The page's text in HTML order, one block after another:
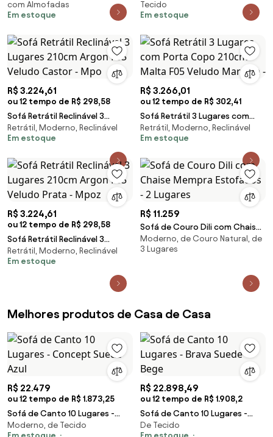
Bege Z55 - Mpozenat
com Almofadas
Em estoque
Linho Bege -
Tecido
Em estoque
R$ 3.224,61
ou 12 tempo de R$ 298,58
Sofá Retrátil Reclinável 3
Lugares 210cm Argon F05
Veludo Castor - Mpo
Retrátil, Moderno, Reclinável
Em estoque
R$ 3.266,01
ou 12 tempo de R$ 302,41
Sofá Retrátil 3 Lugares com
Porta Copo 210cm Malta F05
Veludo Marrom -
Retrátil, Moderno, Reclinável
Em estoque
R$ 3.224,61
ou 12 tempo de R$ 298,58
Sofá Retrátil Reclinável 3
Lugares 210cm Argon F05
Veludo Prata - Mpoz
Retrátil, Moderno, Reclinável
Em estoque
R$ 11.259
Sofá de Couro Dili com Chaise
Mempra Estofados - 2 Lugares
Moderno, de Couro Natural, de
3 Lugares
Melhores produtos de Casa de Casa
R$ 22.479
ou 12 tempo de R$ 1.873,25
Sofá de Canto 10 Lugares -
Concept Suede Azul
Moderno, de Tecido
R$ 22.898,49
ou 12 tempo de R$ 1.908,2
Sofá de Canto 10 Lugares -
Brava Suede Bege
De Tecido